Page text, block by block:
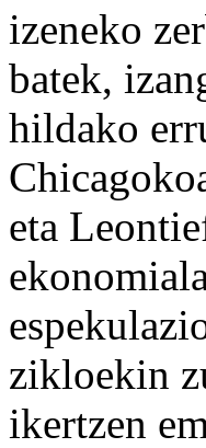
izeneko
batek,
hildako
eta
zikloekin
ikertzen